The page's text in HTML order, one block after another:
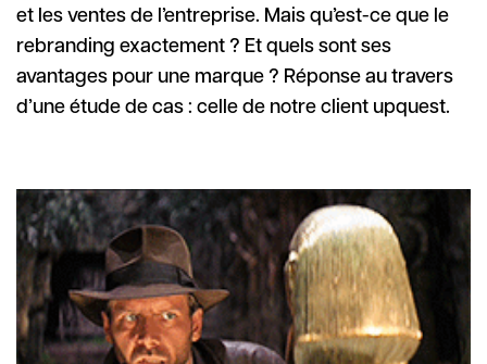
et les ventes de l’entreprise. Mais qu’est-ce que le
rebranding exactement ? Et quels sont ses
avantages pour une marque ? Réponse au travers
d’une étude de cas : celle de notre client upquest.